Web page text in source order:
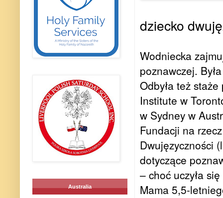
dziecko
Wodniecka
poznawczej.
Odbyła też
Institute w
w Sydney w
Fundacji na
Dwujęzyczności
dotyczące
– choć uczyła
Mama 5,5-
Australia